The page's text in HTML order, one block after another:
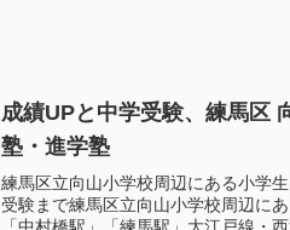
成績UPと中学受験、練馬区
塾・進学塾
練馬区立向山小学校周辺にある小学
受験まで練馬区立向山小学校周辺に